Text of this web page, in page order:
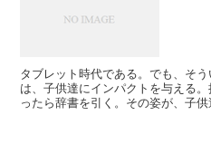
タブレット時代である。でも、そ
は、子供達にインパクトを与える
ったら辞書を引く。その姿が、子